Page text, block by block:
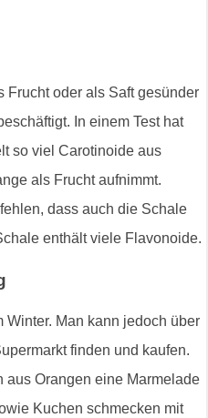
Frucht oder als Saft gesünder
In einem Test hat
so viel Carotinoide aus
als Frucht aufnimmt.
dass auch die Schale
enthält viele Flavonoide.
Winter. Man kann jedoch über
finden und kaufen.
aus Orangen eine Marmelade
Kuchen schmecken mit